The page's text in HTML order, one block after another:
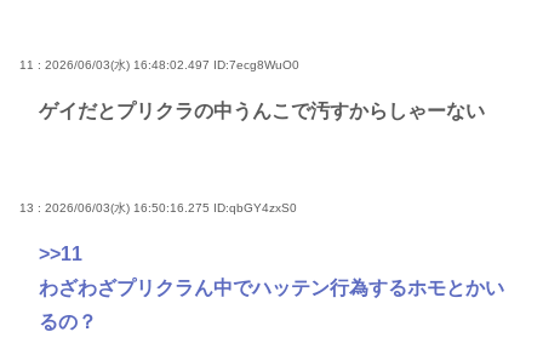
11 : 2026/06/03(水) 16:48:02.497 ID:7ecg8WuO0
ゲイだとプリクラの中うんこで汚すからしゃーない
13 : 2026/06/03(水) 16:50:16.275 ID:qbGY4zxS0
>>11
わざわざプリクラん中でハッテン行為するホモとかい
るの？